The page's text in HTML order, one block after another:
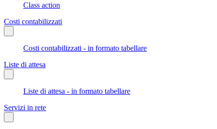
Class action
Costi contabilizzati
Costi contabilizzati - in formato tabellare
Liste di attesa
Liste di attesa - in formato tabellare
Servizi in rete